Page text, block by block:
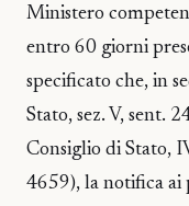
Ministero
entro 60 giorni
specificato che, in
Stato, sez. V, sent.
Consiglio di Stato,
4659), la notifica ai